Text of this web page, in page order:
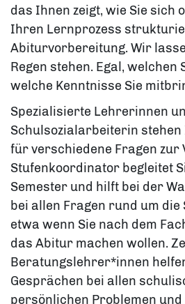
das Ihnen zeigt, wie Sie sich
Ihren Lernprozess
Abiturvorbereitung. Wir
Regen stehen. Egal,
welche Kenntnisse Sie
Spezialisierte Lehrerinnen
Schulsozialarbeiterin stehen
für verschiedene Fragen zur
Stufenkoordinator begleitet
Semester und hilft bei der
bei allen Fragen rund um die
etwa wenn Sie nach dem
das Abitur machen wollen.
Beratungslehrer*innen
Gesprächen bei allen
persönlichen Problemen